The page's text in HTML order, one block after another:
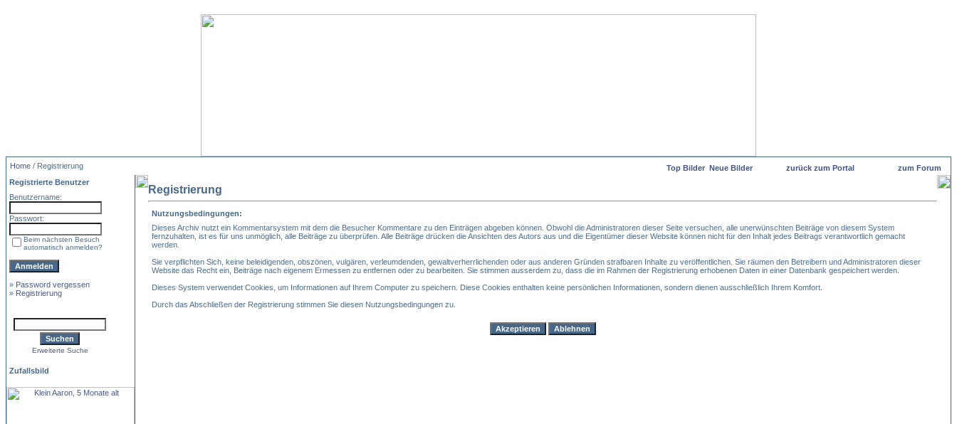
Home / Registrierung Top Bilder Neue Bilder zurück zum Portal
zum Forum
Registrierte Benutzer
Benutzername:
Passwort:
Beim nächsten Besuch
automatisch anmelden?
» Password vergessen
» Registrierung
Erweiterte Suche
Zufallsbild
Registrierung
Nutzungsbedingungen:
Dieses Archiv nutzt ein Kommentarsystem mit dem die Besucher Kommentare zu den Einträgen abgeben können. Obwohl die Administratoren dieser Seite versuchen, alle unerwünschten Beiträge von diesem System
fernzuhalten, ist es für uns unmöglich, alle Beiträge zu überprüfen. Alle Beiträge drücken die Ansichten des Autors aus und die Eigentümer dieser Website können nicht für den Inhalt jedes Beitrags verantwortlich gemacht
werden.
Sie verpflichten Sich, keine beleidigenden, obszönen, vulgären, verleumdenden, gewaltverherrlichenden oder aus anderen Gründen strafbaren Inhalte zu veröffentlichen. Sie räumen den Betreibern und Administratoren dieser
Website das Recht ein, Beiträge nach eigenem Ermessen zu entfernen oder zu bearbeiten. Sie stimmen ausserdem zu, dass die im Rahmen der Registrierung erhobenen Daten in einer Datenbank gespeichert werden.
Dieses System verwendet Cookies, um Informationen auf Ihrem Computer zu speichern. Diese Cookies enthalten keine persönlichen Informationen, sondern dienen ausschließlich Ihrem Komfort.
Durch das Abschließen der Registrierung stimmen Sie diesen Nutzungsbedingungen zu.